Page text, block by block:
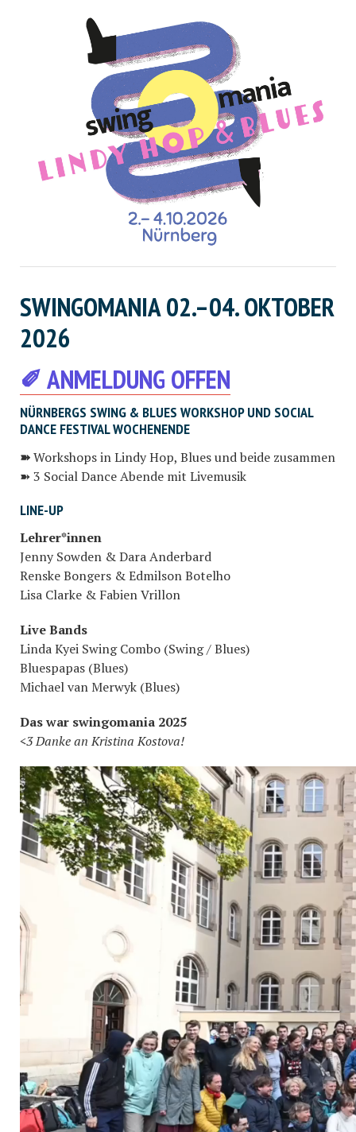
SWINGOMANIA 02.–04. OKTOBER
2026
✐ ANMELDUNG OFFEN
NÜRNBERGS SWING & BLUES WORKSHOP UND SOCIAL
DANCE FESTIVAL WOCHENENDE
➽Workshops in Lindy Hop, Blues und beide zusammen
➽ 3 Social Dance Abende mit Livemusik
LINE-UP
Lehrer*innen
Jenny Sowden & Dara Anderbard
Renske Bongers & Edmilson Botelho
Lisa Clarke & Fabien Vrillon
Live Bands
Linda Kyei Swing Combo (Swing / Blues)
Bluespapas (Blues)
Michael van Merwyk (Blues)
Das war swingomania 2025
<3 Danke an Kristina Kostova!